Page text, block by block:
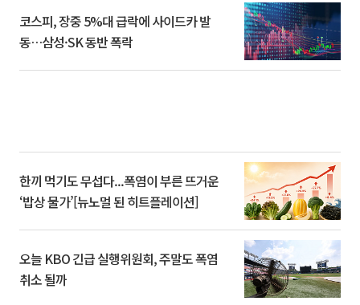
코스피, 장중 5%대 급락에 사이드카 발
동…삼성·SK 동반 폭락
한끼 먹기도 무섭다...폭염이 부른 뜨거운
‘밥상 물가’[뉴노멀 된 히트플레이션]
오늘 KBO 긴급 실행위원회, 주말도 폭염
취소 될까